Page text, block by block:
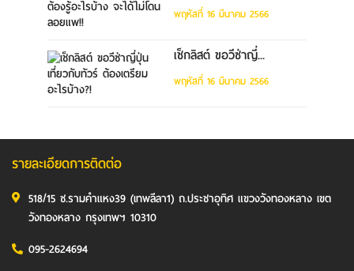
พฤหัสที่ 16 มีนาคม 2566
เช็กลิสต์ ขอวีซ่าญี่...
พฤหัสที่ 16 มีนาคม 2566
รายละเอียดการติดต่อ
518/15 ซ.รามคำแหง39 (เทพลีลา1) ถ.ประชาอุทิศ แขวงวังทองหลาง เขต
วังทองหลาง กรุงเทพฯ 10310
095-2624694